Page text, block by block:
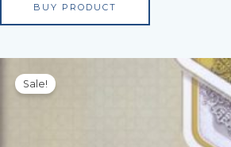
BUY PRODUCT
Sale!price
was: